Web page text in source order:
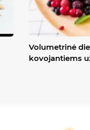
Volumetrinė
kovojantiems